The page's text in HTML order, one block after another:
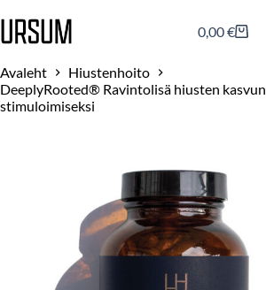
0,00€
Avaleht
Hiustenhoito
DeeplyRooted® Ravintolisä hiusten kasvun
stimuloimiseksi